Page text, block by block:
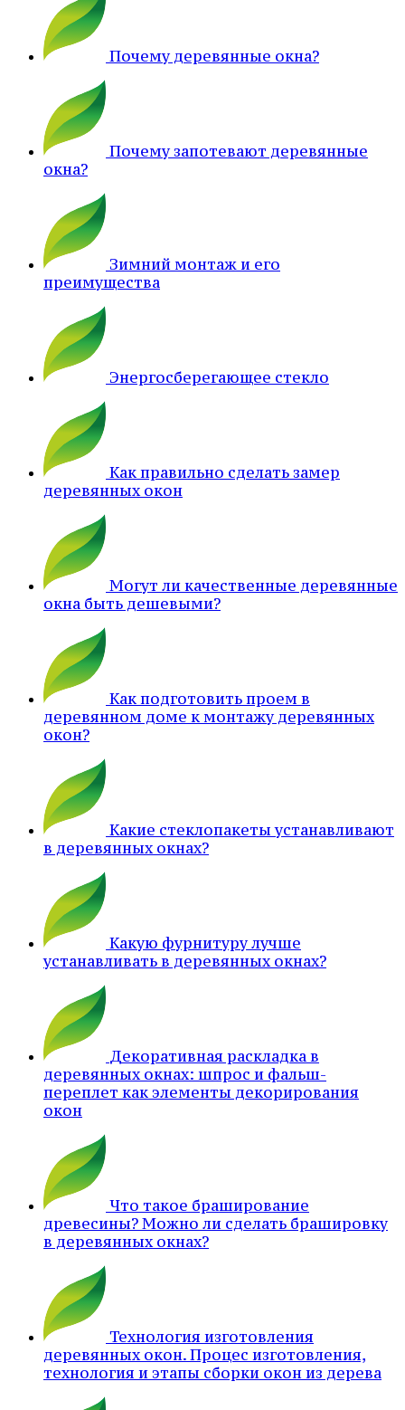
Почему деревянные окна?
Почему запотевают деревянные
окна?
Зимний монтаж и его
преимущества
Энергосберегающее стекло
Как правильно сделать замер
деревянных окон
Могут ли качественные деревянные
окна быть дешевыми?
Как подготовить проем в
деревянном доме к монтажу деревянных
окон?
Какие стеклопакеты устанавливают
в деревянных окнах?
Какую фурнитуру лучше
устанавливать в деревянных окнах?
Декоративная раскладка в
деревянных окнах: шпрос и фальш-
переплет как элементы декорирования
окон
Что такое браширование
древесины? Можно ли сделать брашировку
в деревянных окнах?
Технология изготовления
деревянных окон. Процес изготовления,
технология и этапы сборки окон из дерева